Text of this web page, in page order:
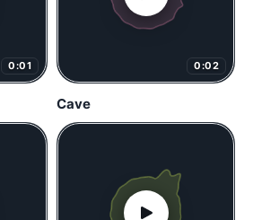
0:01 0:02
Cave